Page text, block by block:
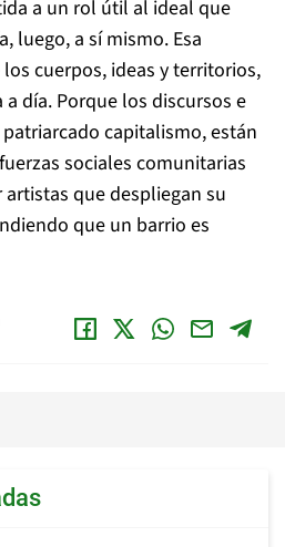
a un rol útil al ideal que
luego, a sí mismo. Esa
cuerpos, ideas y territorios,
día. Porque los discursos e
capitalismo, están
sociales comunitarias
que despliegan su
que un barrio es